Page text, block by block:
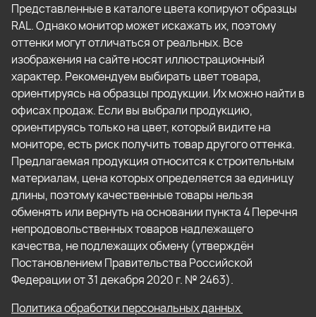
Представленные в каталоге цвета копируют образцы
RAL. Однако монитор может искажать их, поэтому
оттенки могут отличаться от реальных. Все
изображения на сайте носят иллюстрационный
характер. Рекомендуем выбирать цвет товара,
ориентируясь на образцы продукции. Их можно найти в
офисах продаж. Если вы выбрали продукцию,
ориентируясь только на цвет, который видите на
мониторе, есть риск получить товар другого оттенка.
Предлагаемая продукция относится к строительным
материалам, цена которых определяется за единицу
длины, поэтому качественные товары нельзя
обменять или вернуть на основании пункта 4 Перечня
непродовольственных товаров надлежащего
качества, не подлежащих обмену (утверждён
Постановлением Правительства Российской
Федерации от 31 декабря 2020 г. № 2463).
Политика обработки персональных данных